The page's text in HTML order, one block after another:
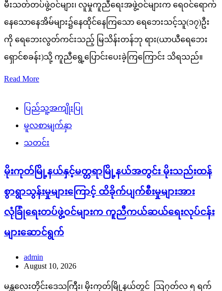
မီးသတ်တပ်ဖွဲ့ဝင်များ၊ လူမှုကူညီရေးအဖွဲ့ဝင်များက ရေဝင်ရောက်
နေသောနေအိမ်များ၌နေထိုင်နေကြသော ရေဘေးသင့်သူ(၁၇)ဦး
ကို ရေဘေးလွတ်ကင်းသည့် မြသိန်းတန်ဘု ရား(ယာယီရေဘေး
ရှောင်စခန်း)သို့ ကူညီရွေ့ပြောင်းပေးခဲ့ကြကြောင်း သိရသည်။
Read More
ပြည်သူ့အကျိုးပြု
မူလစာမျက်နှာ
သတင်း
မိုးကုတ်မြို့နယ်နှင့်မတ္တရာမြို့နယ်အတွင်း မိုးသည်းထန်
စွာရွာသွန်းမှုများကြောင့် ထိခိုက်ပျက်စီးမှုများအား
လုံခြုံရေးတပ်ဖွဲ့ဝင်များက ကူညီကယ်ဆယ်ရေးလုပ်ငန်း
များဆောင်ရွက်
admin
August 10, 2026
မန္တလေးတိုင်းဒေသကြီး၊ မိုးကုတ်မြို့နယ်တွင် ဩဂုတ်လ ၅ ရက်